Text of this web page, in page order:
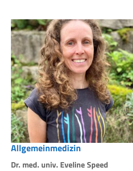
Allgemeinmedizin
Dr. med. univ. Eveline Speed